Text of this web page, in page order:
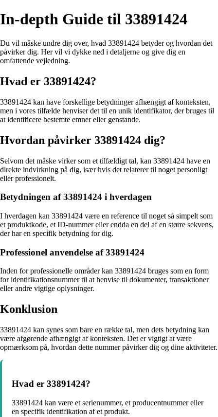
In-depth Guide til 33891424
Du vil måske undre dig over, hvad 33891424 betyder og hvordan det
påvirker dig. Her vil vi dykke ned i detaljerne og give dig en
omfattende vejledning.
Hvad er 33891424?
33891424 kan have forskellige betydninger afhængigt af konteksten,
men i vores tilfælde henviser det til en unik identifikator, der bruges til
at identificere bestemte emner eller genstande.
Hvordan påvirker 33891424 dig?
Selvom det måske virker som et tilfældigt tal, kan 33891424 have en
direkte indvirkning på dig, især hvis det relaterer til noget personligt
eller professionelt.
Betydningen af 33891424 i hverdagen
I hverdagen kan 33891424 være en reference til noget så simpelt som
et produktkode, et ID-nummer eller endda en del af en større sekvens,
der har en specifik betydning for dig.
Professionel anvendelse af 33891424
Inden for professionelle områder kan 33891424 bruges som en form
for identifikationsnummer til at henvise til dokumenter, transaktioner
eller andre vigtige oplysninger.
Konklusion
33891424 kan synes som bare en række tal, men dets betydning kan
være afgørende afhængigt af konteksten. Det er vigtigt at være
opmærksom på, hvordan dette nummer påvirker dig og dine aktiviteter.
Hvad er 33891424?
33891424 kan være et serienummer, et producentnummer eller
en specifik identifikation af et produkt.